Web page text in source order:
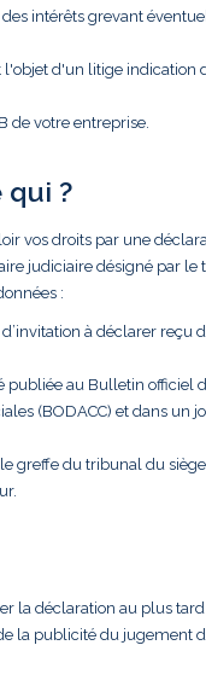
intérêts grevant
l'objet d'un litige indication
de votre entreprise.
qui ?
vos droits par une
judiciaire désigné par le
:
à déclarer reçu
publiée au Bulletin officiel
(BODACC) et dans un
greffe du tribunal du
la déclaration au plus
la publicité du jugement